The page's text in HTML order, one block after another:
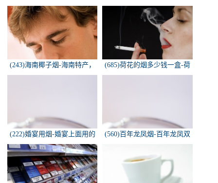
(243)海南椰子烟-海南特产，
椰子香烟，槟榔香烟，叶子包
(685)荷花的烟多少钱一盒-荷
花烟多少钱一盒
(222)婚宴用烟-婚宴上面用的
烟是怎样的
(560)百年龙凤烟-百年龙凤双